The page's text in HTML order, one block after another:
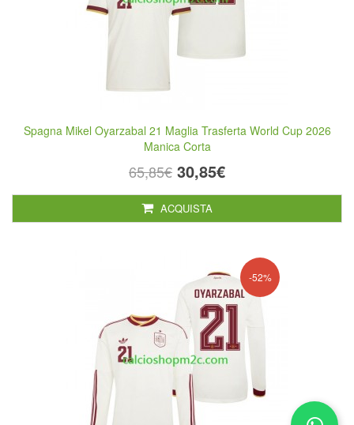
Spagna Mikel Oyarzabal 21 Maglia Trasferta World Cup 2026
Manica Corta
65,85€ 30,85€
ACQUISTA
-52%